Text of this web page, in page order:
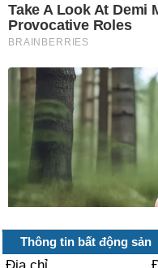
Thông tin bất động sản